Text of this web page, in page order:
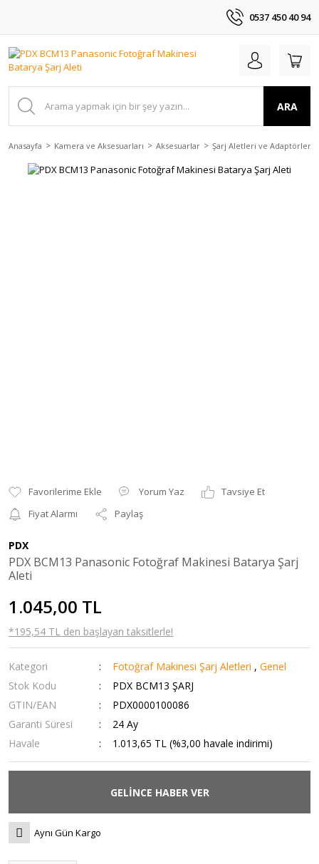
0537 450 40 94
ARA
Anasayfa Kamera ve Aksesuarları Aksesuarlar Şarj Aletleri ve Adaptörler
Yorum Yaz
Tavsiye Et
Fiyat Alarmı
Paylaş
PDX
PDX BCM13 Panasonic Fotoğraf Makinesi Batarya Şarj
Aleti
1.045,00 TL
*195,54 TL den başlayan taksitlerle!
Kategori Fotoğraf Makinesi Şarj Aletleri ,Genel
Stok Kodu
PDX BCM13 ŞARJ
GTIN/EAN
PDX0000100086
Garanti Süresi
24 Ay
Havale
1.013,65 TL (%3,00 havale indirimi)
GELİNCE HABER VER
Aynı Gün Kargo